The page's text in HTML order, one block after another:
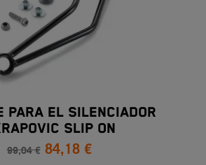
PARA EL SILENCIADOR
SLIP ON
99,04 € 84,18 €